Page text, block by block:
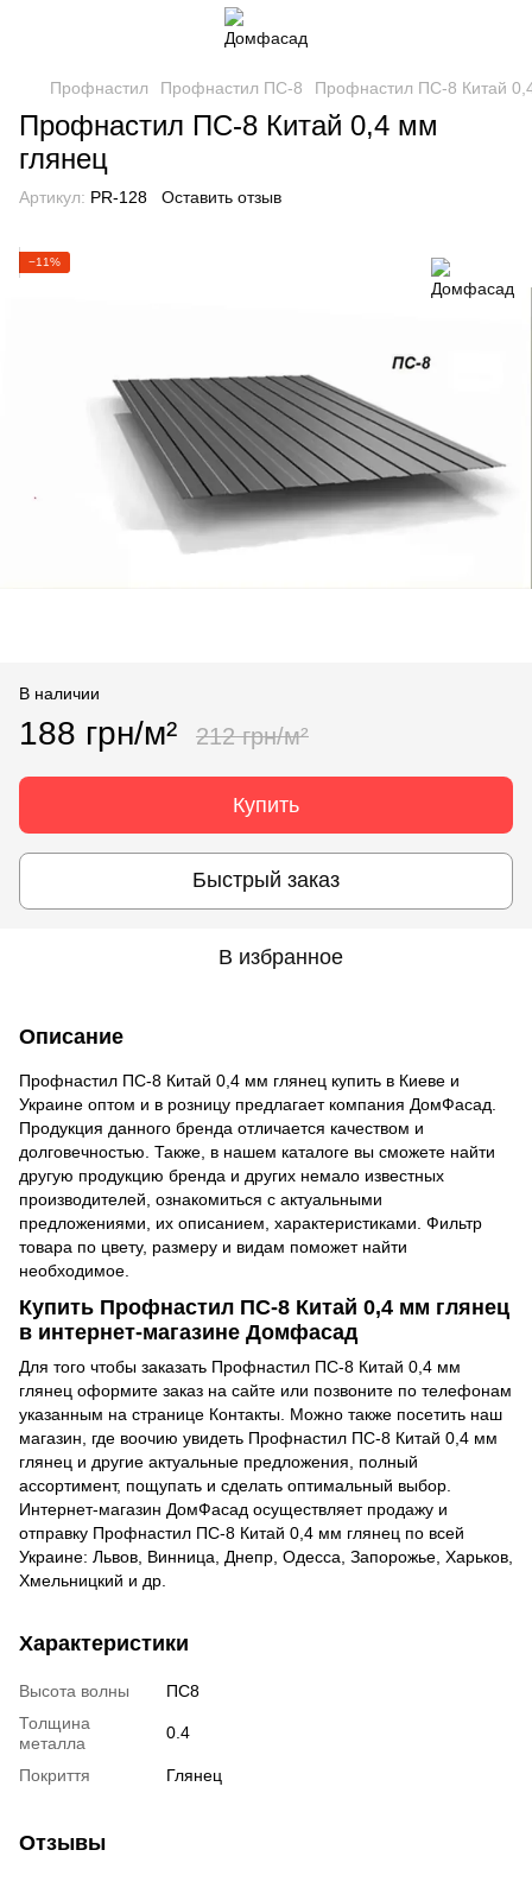
Профнастил Профнастил ПС-8 Профнастил ПС-8 Китай
Профнастил ПС-8 Китай 0,4 мм
глянец
Артикул: PR-128 Оставить отзыв
−11%
В наличии
188 грн/м² 212 грн/м²
Купить
Быстрый заказ
В избранное
Описание
Профнастил ПС-8 Китай 0,4 мм глянец купить в Киеве и
Украине оптом и в розницу предлагает компания ДомФасад.
Продукция данного бренда отличается качеством и
долговечностью. Также, в нашем каталоге вы сможете найти
другую продукцию бренда и других немало известных
производителей, ознакомиться с актуальными
предложениями, их описанием, характеристиками. Фильтр
товара по цвету, размеру и видам поможет найти
необходимое.
Купить Профнастил ПС-8 Китай 0,4 мм глянец
в интернет-магазине Домфасад
Для того чтобы заказать Профнастил ПС-8 Китай 0,4 мм
глянец оформите заказ на сайте или позвоните по телефонам
указанным на странице Контакты. Можно также посетить наш
магазин, где воочию увидеть Профнастил ПС-8 Китай 0,4 мм
глянец и другие актуальные предложения, полный
ассортимент, пощупать и сделать оптимальный выбор.
Интернет-магазин ДомФасад осуществляет продажу и
отправку Профнастил ПС-8 Китай 0,4 мм глянец по всей
Украине: Львов, Винница, Днепр, Одесса, Запорожье, Харьков,
Хмельницкий и др.
Характеристики
Высота волны
ПС8
Толщина
металла
0.4
Покриття Глянец
Отзывы